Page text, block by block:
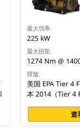
最大功率
225 kW
最大扭矩
1274 Nm @
排放
美国 EPA Tier 4
本 2014（Tier 4
查